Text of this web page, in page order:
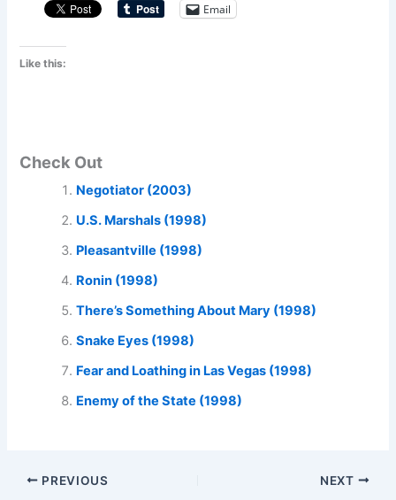
Email
Like this:
Check Out
Negotiator (2003)
U.S. Marshals (1998)
Pleasantville (1998)
Ronin (1998)
There’s Something About Mary (1998)
Snake Eyes (1998)
Fear and Loathing in Las Vegas (1998)
Enemy of the State (1998)
PREVIOUS NEXT